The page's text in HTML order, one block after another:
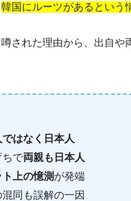
韓国にルーツがあるという
された理由から、出自
はなく日本人
で両親も日本人
ト上の憶測 が発端
混同も誤解の一因